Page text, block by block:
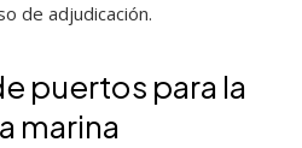
de adjudicación.
puertos para la
marina